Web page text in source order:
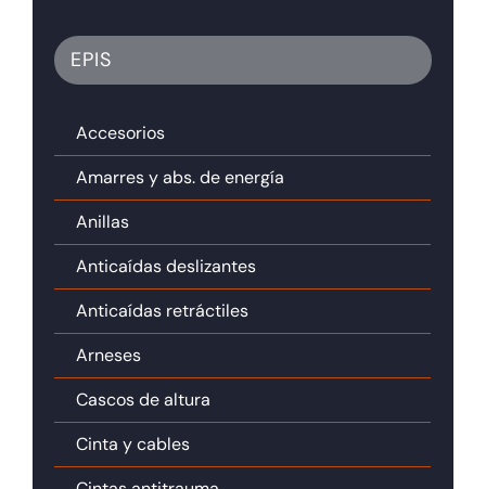
EPIS
Accesorios
Amarres y abs. de energía
Anillas
Anticaídas deslizantes
Anticaídas retráctiles
Arneses
Cascos de altura
Cinta y cables